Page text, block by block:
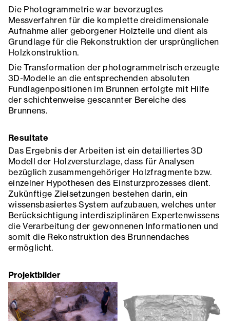
Die Photogrammetrie war bevorzugtes
Messverfahren für die komplette dreidimensionale
Aufnahme aller geborgener Holzteile und dient als
Grundlage für die Rekonstruktion der ursprünglichen
Holzkonstruktion.
Die Transformation der photogrammetrisch erzeugte
3D-Modelle an die entsprechenden absoluten
Fundlagenpositionen im Brunnen erfolgte mit Hilfe
der schichtenweise gescannter Bereiche des
Brunnens.
Resultate
Das Ergebnis der Arbeiten ist ein detailliertes 3D
Modell der Holzversturzlage, dass für Analysen
bezüglich zusammengehöriger Holzfragmente bzw.
einzelner Hypothesen des Einsturzprozesses dient.
Zukünftige Zielsetzungen bestehen darin, ein
wissensbasiertes System aufzubauen, welches unter
Berücksichtigung interdisziplinären Expertenwissens
die Verarbeitung der gewonnenen Informationen und
somit die Rekonstruktion des Brunnendaches
ermöglicht.
Projektbilder